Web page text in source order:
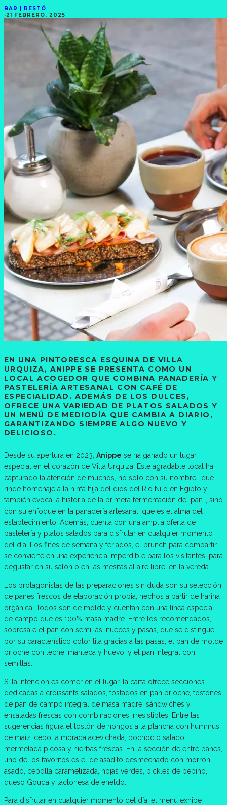
BAR | RESTÓ
·21 FEBRERO, 2025
EN UNA PINTORESCA ESQUINA DE VILLA
URQUIZA, ANIPPE SE PRESENTA COMO UN
LOCAL ACOGEDOR QUE COMBINA PANADERÍA Y
PASTELERÍA ARTESANAL CON CAFÉ DE
ESPECIALIDAD. ADEMÁS DE LOS DULCES,
OFRECE UNA VARIEDAD DE PLATOS SALADOS Y
UN MENÚ DE MEDIODÍA QUE CAMBIA A DIARIO,
GARANTIZANDO SIEMPRE ALGO NUEVO Y
DELICIOSO.
Desde su apertura en 2023, Anippe se ha ganado un lugar
especial en el corazón de Villa Urquiza. Este agradable local ha
capturado la atención de muchos, no solo con su nombre -que
rinde homenaje a la ninfa hija del dios del Río Nilo en Egipto y
también evoca la historia de la primera fermentación del pan-, sino
con su enfoque en la panadería artesanal, que es el alma del
establecimiento. Además, cuenta con una amplia oferta de
pastelería y platos salados para disfrutar en cualquier momento
del día. Los fines de semana y feriados, el brunch para compartir
se convierte en una experiencia imperdible para los visitantes, para
degustar en su salón o en las mesitas al aire libre, en la vereda.
Los protagonistas de las preparaciones sin duda son su selección
de panes frescos de elaboración propia, hechos a partir de harina
orgánica. Todos son de molde y cuentan con una línea especial
de campo que es 100% masa madre. Entre los recomendados,
sobresale el pan con semillas, nueces y pasas, que se distingue
por su característico color lila gracias a las pasas; el pan de molde
brioche con leche, manteca y huevo, y el pan integral con
semillas.
Si la intención es comer en el lugar, la carta ofrece secciones
dedicadas a croissants salados, tostados en pan brioche, tostones
de pan de campo integral de masa madre, sándwiches y
ensaladas frescas con combinaciones irresistibles. Entre las
sugerencias figura el tostón de hongos a la plancha con hummus
de maíz, cebolla morada acevichada, pochoclo salado,
mermelada picosa y hierbas frescas. En la sección de entre panes,
uno de los favoritos es el de asadito desmechado con morrón
asado, cebolla caramelizada, hojas verdes, pickles de pepino,
queso Gouda y lactonesa de eneldo.
Para disfrutar en cualquier momento del día, el menú exhibe